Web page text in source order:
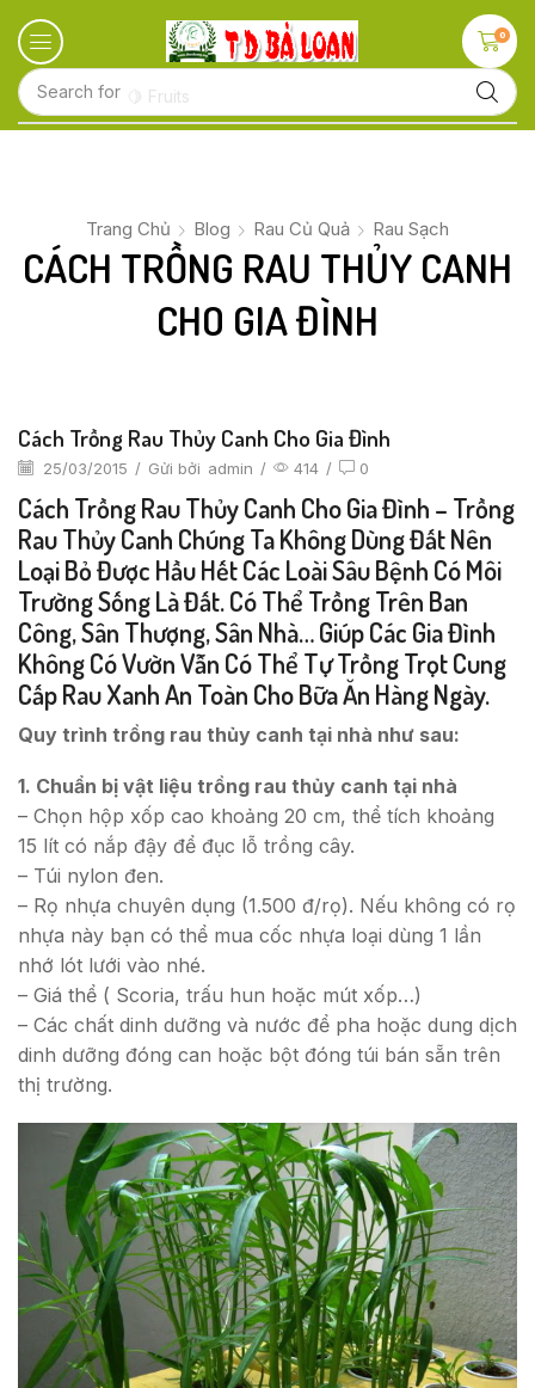
Search for 🍋 Fruits
0
Trang Chủ Blog Rau Củ Quả Rau Sạch
CÁCH TRỒNG RAU THỦY CANH
CHO GIA ĐÌNH
Cách Trồng Rau Thủy Canh Cho Gia Đình
25/03/2015 / Gửi bởi admin / 414 / 0
Cách Trồng Rau Thủy Canh Cho Gia Đình – Trồng
Rau Thủy Canh Chúng Ta Không Dùng Đất Nên
Loại Bỏ Được Hầu Hết Các Loài Sâu Bệnh Có Môi
Trường Sống Là Đất. Có Thể Trồng Trên Ban
Công, Sân Thượng, Sân Nhà… Giúp Các Gia Đình
Không Có Vườn Vẫn Có Thể Tự Trồng Trọt Cung
Cấp Rau Xanh An Toàn Cho Bữa Ăn Hàng Ngày.
Quy trình trồng rau thủy canh tại nhà như sau:
1. Chuẩn bị vật liệu trồng rau thủy canh tại nhà
– Chọn hộp xốp cao khoảng 20 cm, thể tích khoảng
15 lít có nắp đậy để đục lỗ trồng cây.
– Túi nylon đen.
– Rọ nhựa chuyên dụng (1.500 đ/rọ). Nếu không có rọ
nhựa này bạn có thể mua cốc nhựa loại dùng 1 lần
nhớ lót lưới vào nhé.
– Giá thể ( Scoria, trấu hun hoặc mút xốp…)
– Các chất dinh dưỡng và nước để pha hoặc dung dịch
dinh dưỡng đóng can hoặc bột đóng túi bán sẵn trên
thị trường.